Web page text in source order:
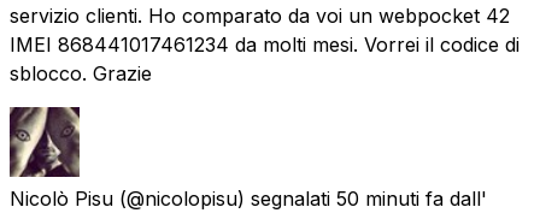
servizio clienti. Ho comparato da voi un webpocket 42
IMEI 868441017461234 da molti mesi. Vorrei il codice di
sblocco. Grazie
Nicolò Pisu (@nicolopisu) segnalati 50 minuti fa dall'